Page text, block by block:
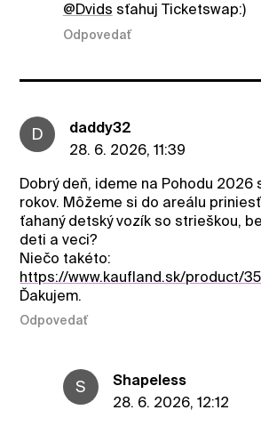
@Dvids sťahuj Ticketswap:)
Odpovedať
D
daddy32
28. 6. 2026, 11:39
Dobrý deň, ideme na Pohodu 2026
rokov. Môžeme si do areálu
ťahaný detský vozík so strieškou,
deti a veci?
Niečo takéto:
https://www.kaufland.sk/product/
Ďakujem.
Odpovedať
S
ShapeIess
28. 6. 2026, 12:12